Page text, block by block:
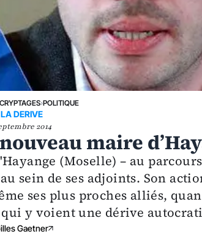
›POLITIQUE
DERIVE
2014
maire
(Moselle) – au
sein de ses adjoints. Son
ses plus proches alliés,
y voient une dérive
Gaetner